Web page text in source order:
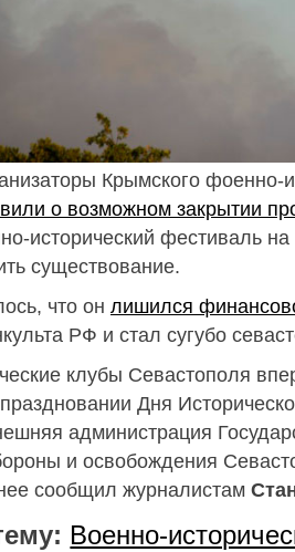
Крымского фоенно-
о возможном закрытии
исторический фестиваль
существование.
что он лишился
РФ и стал сугубо
клубы Севастополя
Дня
администрация
и освобождения
сообщил журналистам
Военно-